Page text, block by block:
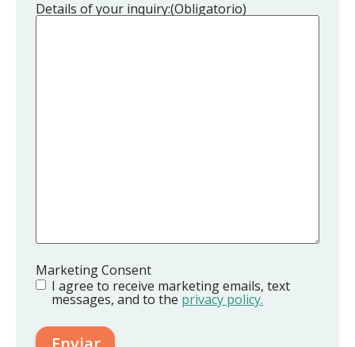
Details of your inquiry:(Obligatorio)
Marketing Consent
I agree to receive marketing emails, text
messages, and to the privacy policy.